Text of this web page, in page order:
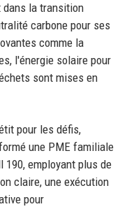
la transition
carbone pour ses
comme la
l'énergie solaire pour
sont mises en
pour les défis,
une PME familiale
190, employant plus de
claire, une exécution
pour